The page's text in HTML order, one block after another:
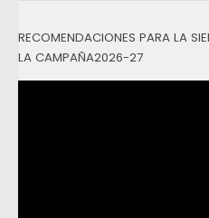
RECOMENDACIONES PARA LA
LA CAMPAÑA2026-27